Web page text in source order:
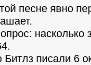
песне явно
насколько
Битлз писали 6